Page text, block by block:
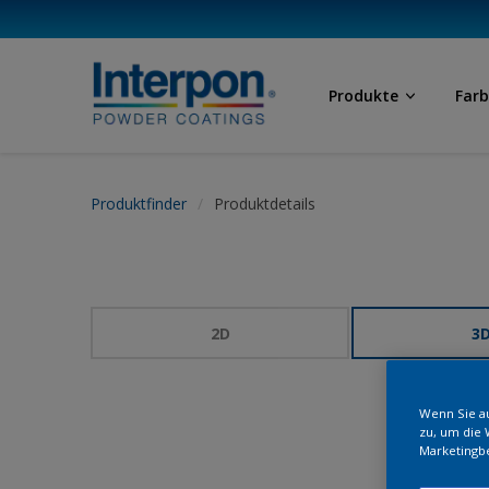
Produkte
Produktfinder Produktdetails
2D 3D
Wenn Sie
zu, um die